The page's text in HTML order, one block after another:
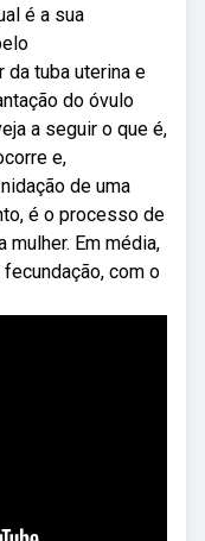
é a sua
da tuba uterina e
do óvulo
a seguir o que é,
e,
de uma
é o processo de
mulher. Em média,
com o